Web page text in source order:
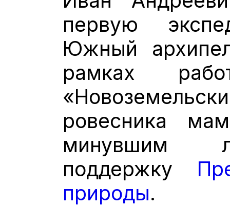
первую
Южный
рамках
ровесника
минувшим
поддержку
природы.